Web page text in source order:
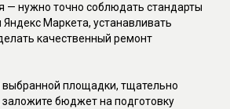
— нужно точно соблюдать стандарты
Яндекс Маркета, устанавливать
качественный ремонт
выбранной площадки, тщательно
бюджет на подготовку